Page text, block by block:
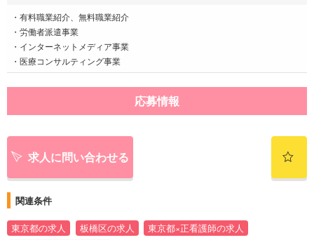
・有料職業紹介、無料職業紹介
・労働者派遣事業
・インターネットメディア事業
・医療コンサルティング事業
応募情報
求人に問い合わせる
関連条件
東京都の求人 板橋区の求人
東京都×正看護師の求人